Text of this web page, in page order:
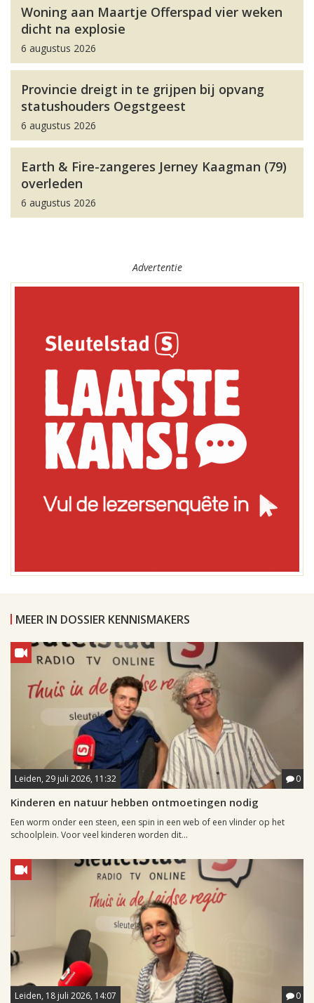
Woning aan Maartje Offerspad vier weken
dicht na explosie
6 augustus 2026
Provincie dreigt in te grijpen bij opvang
statushouders Oegstgeest
6 augustus 2026
Earth & Fire-zangeres Jerney Kaagman (79)
overleden
6 augustus 2026
Advertentie
MEER IN DOSSIER KENNISMAKERS
Leiden, 29 juli 2026, 11:32 0
Kinderen en natuur hebben ontmoetingen nodig
Een worm onder een steen, een spin in een web of een vlinder op het
schoolplein. Voor veel kinderen worden dit...
Leiden, 18 juli 2026, 14:07 0